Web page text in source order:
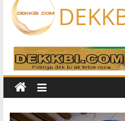
logiciels écrits
Anthropic et
Disney
davantage profit
légendaires
France – Algérie:
policière contre